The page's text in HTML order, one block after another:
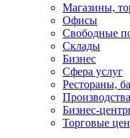
Магазины,
Офисы
Свободные
Склады
Бизнес
Сфера услуг
Рестораны,
Производства
Бизнес-
Торговые